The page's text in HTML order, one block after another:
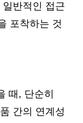
반적인 접근
포착하는 것
때, 단순히
간의 연계성